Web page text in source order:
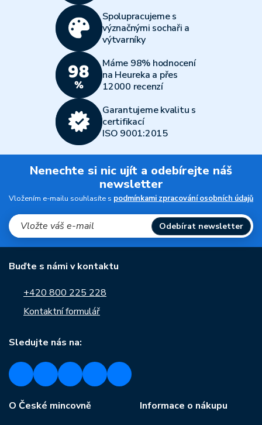
Spolupracujeme s
význačnými sochaři a
výtvarníky
Máme 98% hodnocení
na Heureka a přes
12000 recenzí
Garantujeme kvalitu s
certifikací
ISO 9001:2015
Nenechte si nic ujít a odebírejte náš
newsletter
Vložením e-mailu souhlasíte s podmínkami zpracování osobních údajů
Odebírat newsletter
Buďte s námi v kontaktu
+420 800 225 228
Kontaktní formulář
Sledujte nás na:
O České mincovně Informace o nákupu